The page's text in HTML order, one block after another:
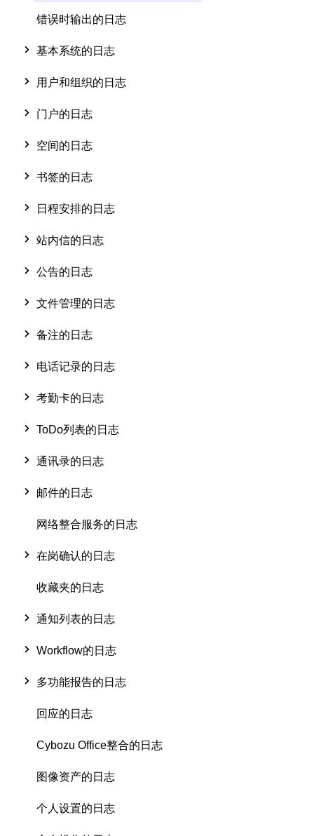
错误时输出的日志
基本系统的日志
用户和组织的日志
门户的日志
空间的日志
书签的日志
日程安排的日志
站内信的日志
公告的日志
文件管理的日志
备注的日志
电话记录的日志
考勤卡的日志
ToDo列表的日志
通讯录的日志
邮件的日志
网络整合服务的日志
在岗确认的日志
收藏夹的日志
通知列表的日志
Workflow的日志
多功能报告的日志
回应的日志
Cybozu Office整合的日志
图像资产的日志
个人设置的日志